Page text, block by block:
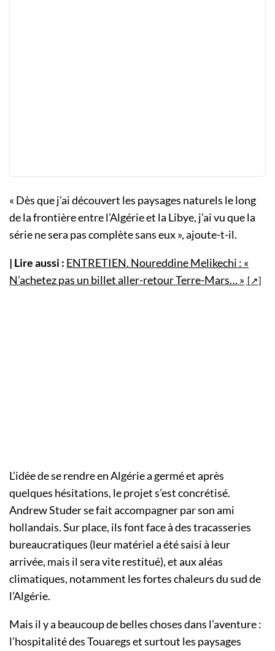
« Dès que j’ai découvert les paysages naturels le long
de la frontière entre l’Algérie et la Libye, j’ai vu que la
série ne sera pas complète sans eux », ajoute-t-il.
| Lire aussi : ENTRETIEN. Noureddine Melikechi : «
N’achetez pas un billet aller-retour Terre-Mars… »
L’idée de se rendre en Algérie a germé et après
quelques hésitations, le projet s’est concrétisé.
Andrew Studer se fait accompagner par son ami
hollandais. Sur place, ils font face à des tracasseries
bureaucratiques (leur matériel a été saisi à leur
arrivée, mais il sera vite restitué), et aux aléas
climatiques, notamment les fortes chaleurs du sud de
l’Algérie.
Mais il y a beaucoup de belles choses dans l’aventure :
l’hospitalité des Touaregs et surtout les paysages